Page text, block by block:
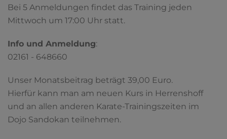
Bei 5 Anmeldungen findet das Training jeden
Mittwoch um 17:00 Uhr statt.
Info und Anmeldung:
02161 - 648660
Unser Monatsbeitrag beträgt 39,00 Euro.
Hierfür kann man am neuen Kurs in Herrenshoff
und an allen anderen Karate-Trainingszeiten im
Dojo Sandokan teilnehmen.